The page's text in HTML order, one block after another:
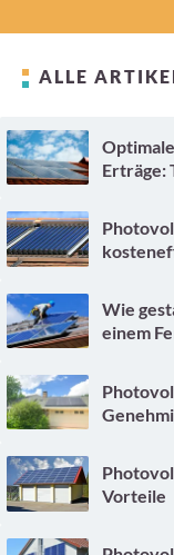
ALLE
Erträge:
Wie
einem
Vorteile